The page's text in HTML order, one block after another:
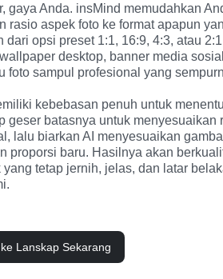
gaya Anda. insMind memudahkan
rasio aspek foto ke format apapun
dari opsi preset 1:1, 16:9, 4:3, atau
desktop, banner media
foto sampul profesional yang
kebebasan penuh untuk
geser batasnya untuk menyesuaikan
lalu biarkan AI menyesuaikan
proporsi baru. Hasilnya akan
tetap jernih, jelas, dan latar
Lanskap Sekarang